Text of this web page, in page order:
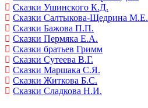
Сказки Ушинского К.Д.
Сказки Салтыкова-Щедрина М.Е.
Сказки Бажова П.П.
Сказки Пермяка Е.А.
Сказки братьев Гримм
Сказки Сутеева В.Г.
Сказки Маршака С.Я.
Сказки Житкова Б.С.
Сказки Сладкова Н.И.